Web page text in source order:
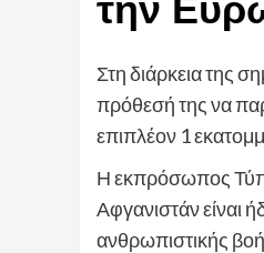
Στη διάρκεια της
πρόθεσή της να
επιπλέον 1
Η εκπρόσωπος
Αφγανιστάν είναι
ανθρωπιστικής